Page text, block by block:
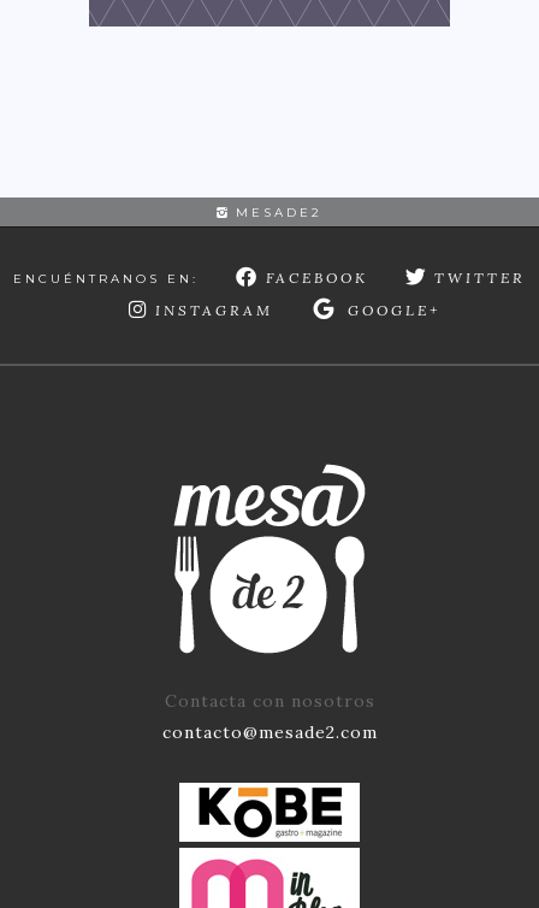
MESADE2
ENCUÉNTRANOS EN: FACEBOOK
TWITTER
INSTAGRAM
GOOGLE+
Contacta con nosotros
contacto@mesade2.com